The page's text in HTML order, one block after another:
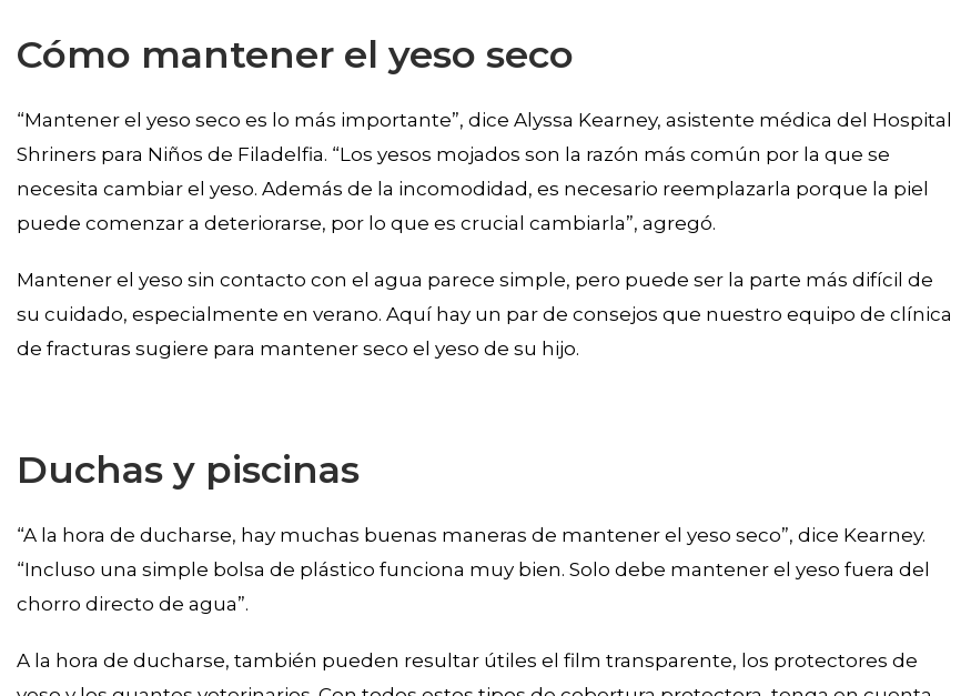
Cómo mantener el yeso seco
“Mantener el yeso seco es lo más importante”, dice Alyssa Kearney, asistente médica del Hospital
Shriners para Niños de Filadelfia. “Los yesos mojados son la razón más común por la que se
necesita cambiar el yeso. Además de la incomodidad, es necesario reemplazarla porque la piel
puede comenzar a deteriorarse, por lo que es crucial cambiarla”, agregó.
Mantener el yeso sin contacto con el agua parece simple, pero puede ser la parte más difícil de
su cuidado, especialmente en verano. Aquí hay un par de consejos que nuestro equipo de clínica
de fracturas sugiere para mantener seco el yeso de su hijo.
Duchas y piscinas
“A la hora de ducharse, hay muchas buenas maneras de mantener el yeso seco”, dice Kearney.
“Incluso una simple bolsa de plástico funciona muy bien. Solo debe mantener el yeso fuera del
chorro directo de agua”.
A la hora de ducharse, también pueden resultar útiles el film transparente, los protectores de